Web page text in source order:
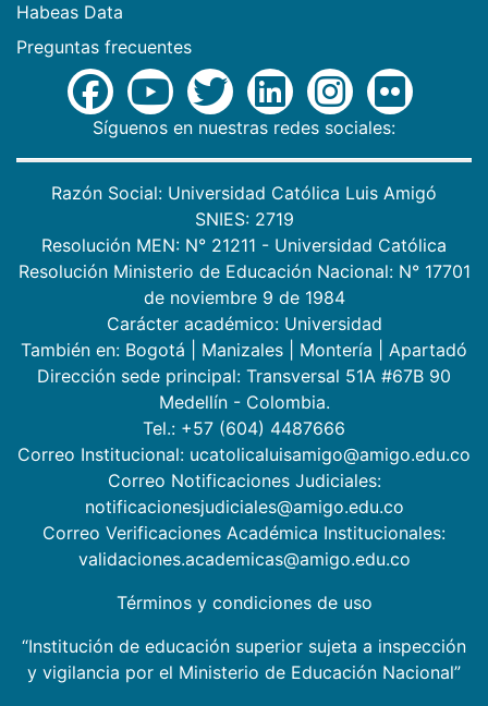
Habeas Data
Preguntas frecuentes
Síguenos en nuestras redes sociales:
Razón Social: Universidad Católica Luis Amigó
SNIES: 2719
Resolución MEN: N° 21211 - Universidad Católica
Resolución Ministerio de Educación Nacional: N° 17701
de noviembre 9 de 1984
Carácter académico: Universidad
También en: Bogotá Manizales Montería
Apartadó
Dirección sede principal: Transversal 51A #67B 90
Medellín - Colombia.
Tel.: +57 (604) 4487666
Correo Institucional: ucatolicaluisamigo@amigo.edu.co
Correo Notificaciones Judiciales:
notificacionesjudiciales@amigo.edu.co
Correo Verificaciones Académica Institucionales:
validaciones.academicas@amigo.edu.co
Términos y condiciones de uso
“Institución de educación superior sujeta a inspección
y vigilancia por el Ministerio de Educación Nacional”